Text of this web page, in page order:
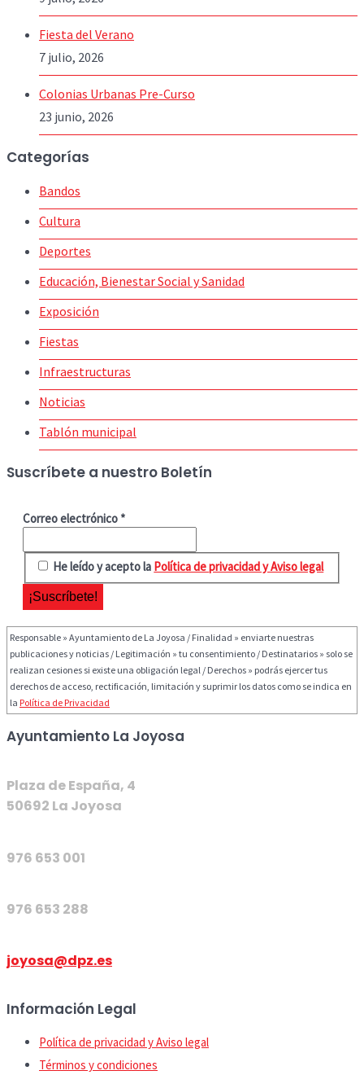
Fiesta del Verano
7 julio, 2026
Colonias Urbanas Pre-Curso
23 junio, 2026
Categorías
Bandos
Cultura
Deportes
Educación, Bienestar Social y Sanidad
Exposición
Fiestas
Infraestructuras
Noticias
Tablón municipal
Suscríbete a nuestro Boletín
Correo electrónico *
He leído y acepto la Política de privacidad y Aviso legal
Responsable » Ayuntamiento de La Joyosa / Finalidad » enviarte nuestras
publicaciones y noticias / Legitimación » tu consentimiento / Destinatarios » solo se
realizan cesiones si existe una obligación legal / Derechos » podrás ejercer tus
derechos de acceso, rectificación, limitación y suprimir los datos como se indica en
la Política de Privacidad
Ayuntamiento La Joyosa
Plaza de España, 4
50692 La Joyosa
976 653 001
976 653 288
joyosa@dpz.es
Información Legal
Política de privacidad y Aviso legal
Términos y condiciones